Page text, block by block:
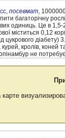
посевмат,
багаторічну
одиниць. Це в
міститься 0,12
цукрового
курей, кролів,
не
карте